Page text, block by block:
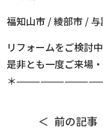
福知山市 / 綾部市 /
リフォームをご検討中
是非とも一度ご来場
＊
前の記事